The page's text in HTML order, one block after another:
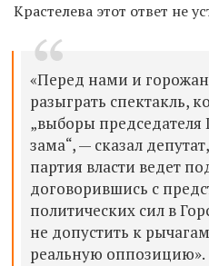
Крастелева этот ответ не
«Перед нами и
разыграть спектакль,
„выборы председателя
зама“, — сказал
партия власти ведет
договорившись с
политических сил в
не допустить к
реальную оппозицию».